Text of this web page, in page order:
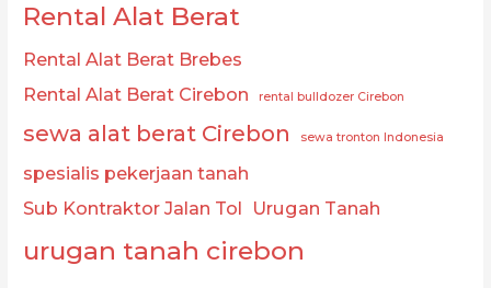
Rental Alat Berat
Rental Alat Berat Brebes
Rental Alat Berat Cirebon
rental bulldozer Cirebon
sewa alat berat Cirebon sewa tronton Indonesia
spesialis pekerjaan tanah
Sub Kontraktor Jalan Tol Urugan Tanah
urugan tanah cirebon